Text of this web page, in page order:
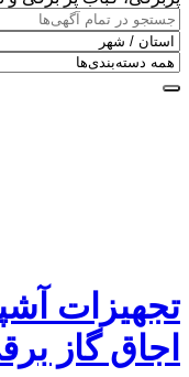
تجهیزات
اجاق گاز